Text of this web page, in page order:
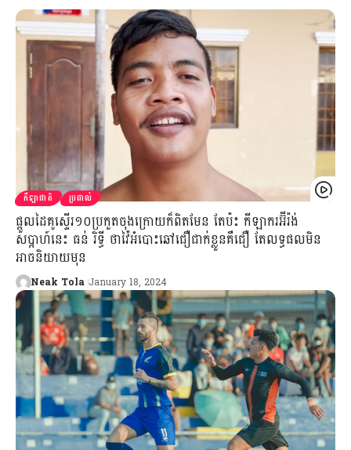
កីឡាជាតិ ប្រដាល់
ផ្ដួលដៃគូស្ទើរ១០ប្រកួតចុងក្រោយក៏ពិតមែន តែប៉ះ កីឡាករអ៊ីរ៉ង់
សប្ដាហ៍នេះ ធន់ រិទ្ធី ថាវ៉ៃអំបោះឆៅជឿជាក់ខ្លួនគឺជឿ តែលទ្ធផលមិន
អាចនិយាយមុន
Neak Tola January 18, 2024